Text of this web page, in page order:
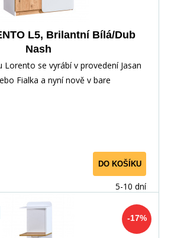
L5, Brilantní Bílá/Dub
Nash
Lorento se vyrábí v provedení Jasan
Fialka a nyní nově v bare
DO KOŠÍKU
5-10 dní
-17%